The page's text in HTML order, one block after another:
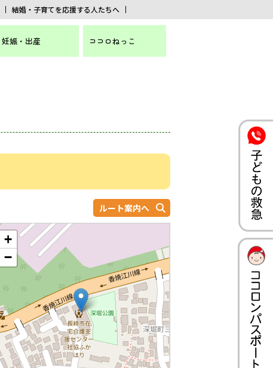
結婚・子育てを応援する人たちへ
妊娠・出産 ココロねっこ
ルート案内へ
+
−